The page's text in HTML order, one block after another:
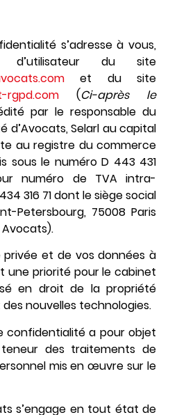
s’adresse à vous,
du site
et du site
rgpd.com (Ci-après le
par le responsable du
d’Avocats, Selarl au capital
au registre du commerce
sous le numéro D 443 431
numéro de TVA intra-
316 71 dont le siège social
Petersbourg, 75008 Paris
et de vos données à
une priorité pour le cabinet
en droit de la propriété
nouvelles technologies.
confidentialité a pour objet
des traitements de
mis en œuvre sur le
s’engage en tout état de